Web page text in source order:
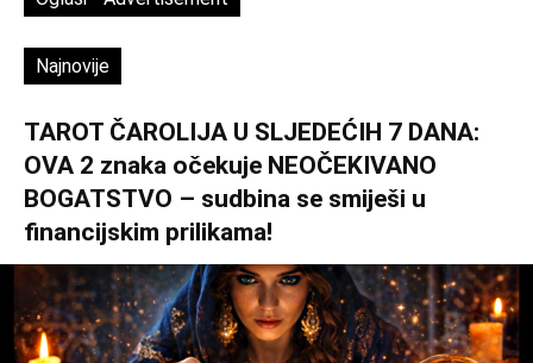
Najnovije
TAROT ČAROLIJA U SLJEDEĆIH 7 DANA:
OVA 2 znaka očekuje NEOČEKIVANO
BOGATSTVO – sudbina se smiješi u
financijskim prilikama!